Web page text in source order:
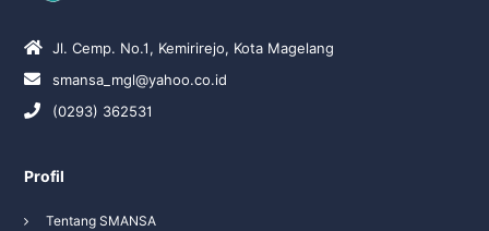
Jl. Cemp. No.1, Kemirirejo, Kota Magelang
smansa_mgl@yahoo.co.id
(0293) 362531
Profil
Tentang SMANSA